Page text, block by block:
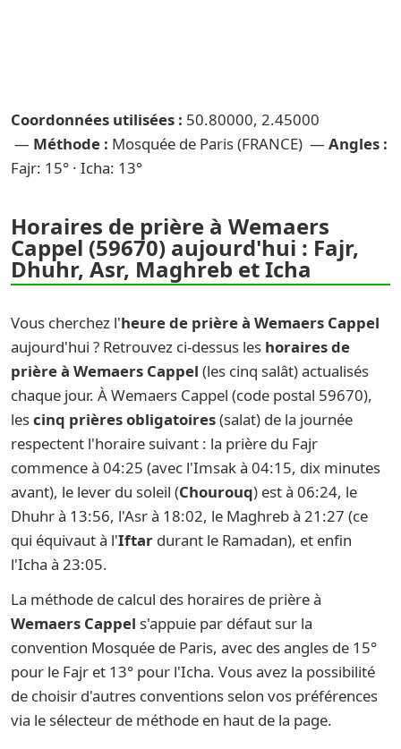
Coordonnées utilisées : 50.80000, 2.45000
— Méthode : Mosquée de Paris (FRANCE) — Angles :
Fajr: 15° · Icha: 13°
Horaires de prière à Wemaers
Cappel (59670) aujourd'hui : Fajr,
Dhuhr, Asr, Maghreb et Icha
Vous cherchez l'heure de prière à Wemaers Cappel
aujourd'hui ? Retrouvez ci-dessus les horaires de
prière à Wemaers Cappel (les cinq salât) actualisés
chaque jour. À Wemaers Cappel (code postal 59670),
lescinq prières obligatoires(salat) de la journée
respectent l'horaire suivant : la prière du Fajr
commence à 04:25 (avec l'Imsak à 04:15, dix minutes
avant), le lever du soleil (Chourouq) est à 06:24, le
Dhuhr à 13:56, l'Asr à 18:02, le Maghreb à 21:27 (ce
qui équivaut à l'Iftar durant le Ramadan), et enfin
l'Icha à 23:05.
La méthode de calcul des horaires de prière à
Wemaers Cappel s'appuie par défaut sur la
convention Mosquée de Paris, avec des angles de 15°
pour le Fajr et 13° pour l'Icha. Vous avez la possibilité
de choisir d'autres conventions selon vos préférences
via le sélecteur de méthode en haut de la page.